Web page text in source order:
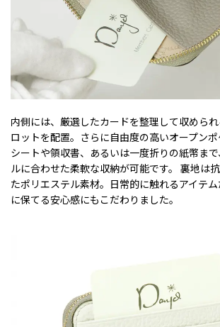
内側には、厳選したカードを整理して収めら
ロットを配置。さらに自由度の高いオープン
シートや領収書、あるいは一度折りの紙幣ま
ルに合わせた柔軟な収納が可能です。 裏地は
たポリエステル素材。日常的に触れるアイテ
に保てる安心感にもこだわりました。